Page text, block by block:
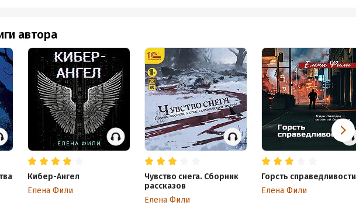
автора
Кибер-Ангел
Елена Фили
Чувство снега. Сборник
рассказов
Елена Фили
Горсть справедливости
Елена Фили